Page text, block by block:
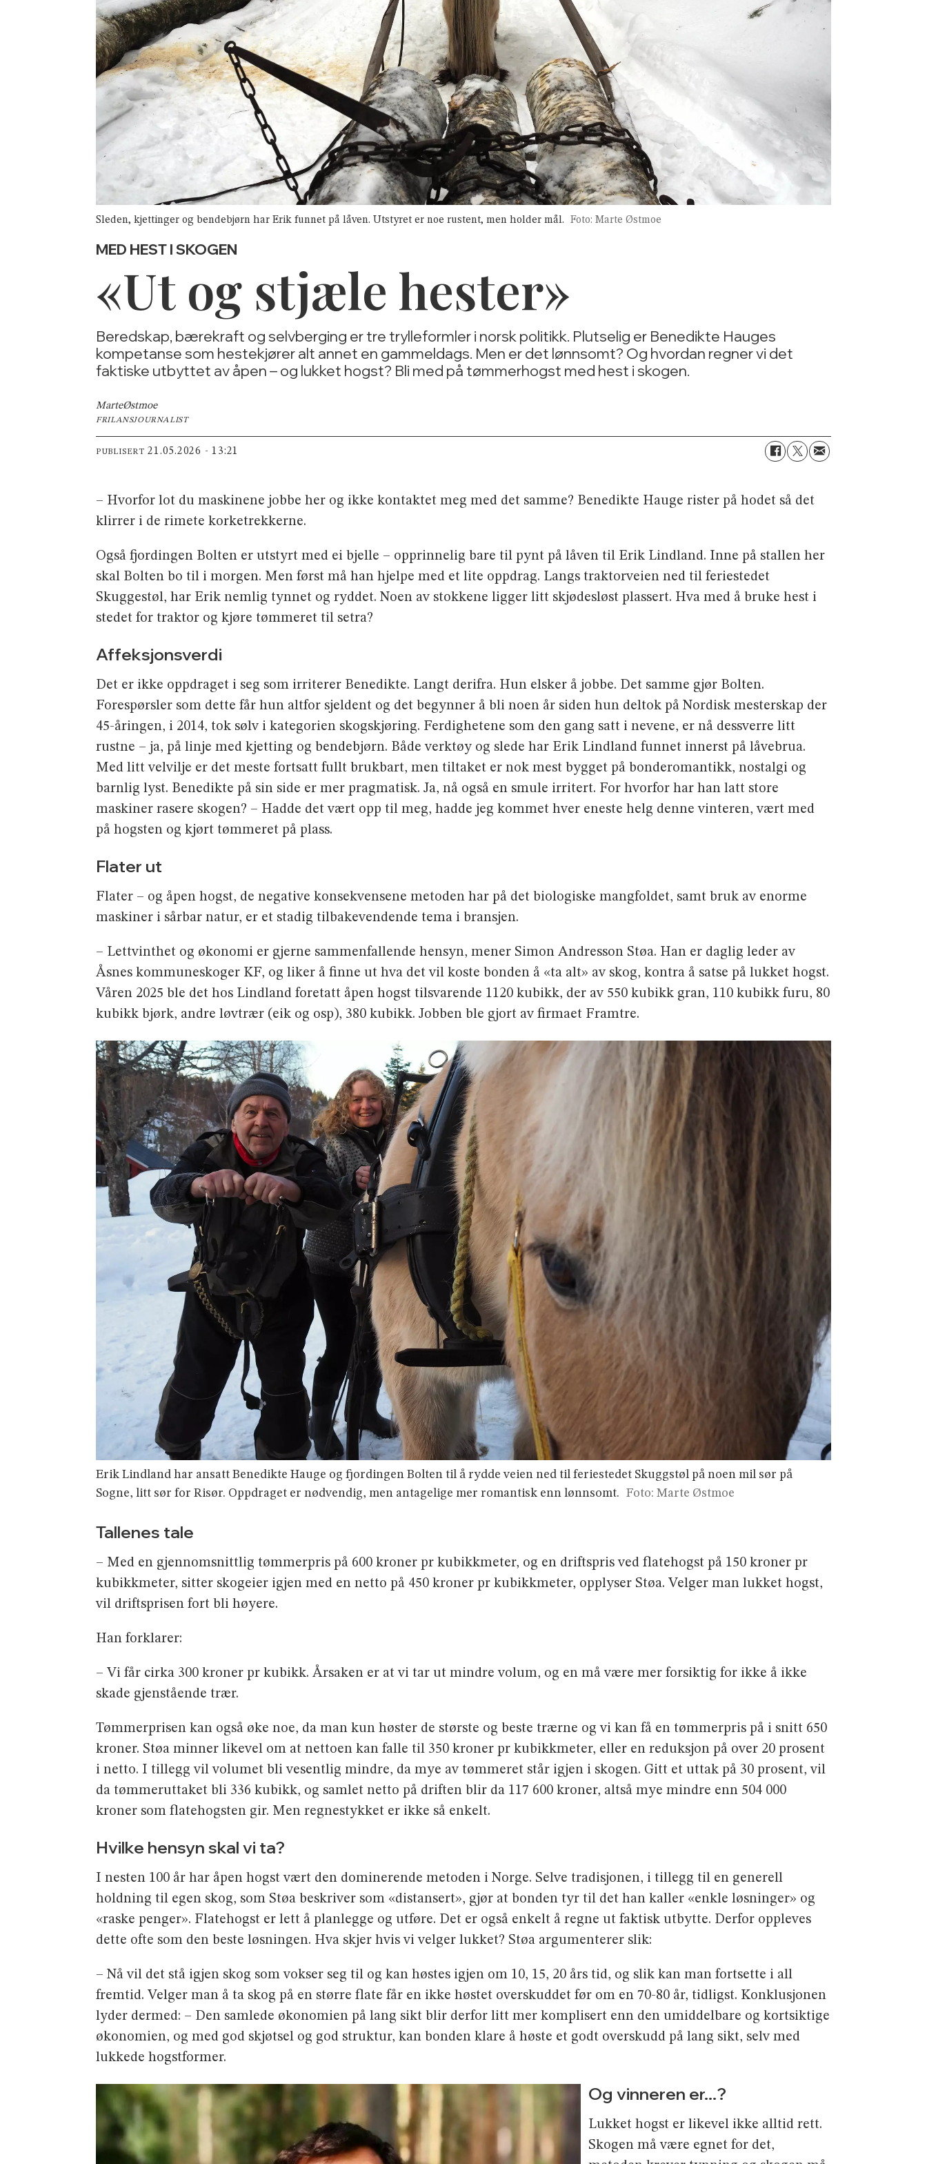
Sleden, kjettinger og bendebjørn har Erik funnet på låven. Utstyret er noe rustent, men holder mål. Foto: Marte Østmoe
MED HEST I SKOGEN
«Ut og stjæle hester»
Beredskap, bærekraft og selvberging er tre trylleformler i norsk politikk. Plutselig er Benedikte Hauges
kompetanse som hestekjører alt annet en gammeldags. Men er det lønnsomt? Og hvordan regner vi det
faktiske utbyttet av åpen – og lukket hogst? Bli med på tømmerhogst med hest i skogen.
MarteØstmoe
FRILANSJOURNALIST
PUBLISERT 21.05.2026 - 13:21
– Hvorfor lot du maskinene jobbe her og ikke kontaktet meg med det samme? Benedikte Hauge rister på hodet så det
klirrer i de rimete korke­trekkerne.
Også fjordingen Bolten er utstyrt med ei bjelle – opprinnelig bare til pynt på låven til Erik Lindland. Inne på stallen her
skal Bolten bo til i mor­gen. Men først må han hjelpe med et lite oppdrag. Langs traktorveien ned til feriestedet
Skuggestøl, har Erik nemlig tynnet og ryddet. Noen av stokkene ligger litt skjødesløst plas­sert. Hva med å bruke hest i
stedet for traktor og kjøre tømmeret til setra?
Affeksjonsverdi
Det er ikke oppdraget i seg som irri­terer Benedikte. Langt derifra. Hun elsker å jobbe. Det samme gjør Bolten.
Forespørsler som dette får hun altfor sjeldent og det begynner å bli noen år siden hun deltok på Nordisk mester­skap der
45-åringen, i 2014, tok sølv i kategorien skogskjøring. Ferdighetene som den gang satt i nevene, er nå dessverre litt
rustne – ja, på linje med kjetting og bende­bjørn. Både verktøy og slede har Erik Lindland funnet innerst på låvebrua.
Med litt velvilje er det meste fortsatt fullt brukbart, men tiltaket er nok mest bygget på bonderomantikk, nostalgi og
barnlig lyst. Benedikte på sin side er mer pragmatisk. Ja, nå også en smule irritert. For hvorfor har han latt store
maskiner rasere skogen? – Hadde det vært opp til meg, hadde jeg kommet hver eneste helg denne vinteren, vært med
på hogsten og kjørt tømmeret på plass.
Flater ut
Flater – og åpen hogst, de negative konsekvensene metoden har på det biologiske mangfoldet, samt bruk av enorme
maskiner i sårbar natur, er et stadig tilbakevendende tema i bransjen.
– Lettvinthet og økonomi er gjerne sammenfallende hensyn, mener Simon Andresson Støa. Han er daglig leder av
Åsnes kommuneskoger KF, og liker å finne ut hva det vil koste bonden å «ta alt» av skog, kontra å satse på lukket hogst.
Våren 2025 ble det hos Lindland foretatt åpen hogst tilsvarende 1120 kubikk, der av 550 kubikk gran, 110 kubikk furu, 80
kubikk bjørk, andre løvtrær (eik og osp), 380 kubikk. Jobben ble gjort av firmaet Framtre.
Erik Lindland har ansatt Benedikte Hauge og fjordingen Bolten til å rydde veien ned til feriestedet Skuggstøl på noen mil sør på
Sogne, litt sør for Risør. Oppdraget er nødvendig, men antagelige mer romantisk enn lønnsomt.
Foto: Marte Østmoe
Tallenes tale
– Med en gjennomsnittlig tømmer­pris på 600 kroner pr kubikkmeter, og en driftspris ved flatehogst på 150 kroner pr
kubikkmeter, sitter skogeier igjen med en netto på 450 kroner pr kubikkmeter, opplyser Støa. Velger man lukket hogst,
vil driftsprisen fort bli høyere.
Han forklarer:
– Vi får cirka 300 kroner pr kubikk. Årsaken er at vi tar ut mindre volum, og en må være mer forsiktig for ikke å ikke
skade gjenstående trær.
Tømmerprisen kan også øke noe, da man kun høster de største og beste trærne og vi kan få en tøm­merpris på i snitt 650
kroner. Støa minner likevel om at nettoen kan falle til 350 kroner pr kubikkmeter, eller en reduksjon på over 20 prosent
i netto. I tillegg vil volumet bli vesent­lig mindre, da mye av tømmeret står igjen i skogen. Gitt et uttak på 30 pro­sent, vil
da tømmeruttaket bli 336 kubikk, og samlet netto på driften blir da 117 600 kroner, altså mye mindre enn 504 000
kroner som flate­hogsten gir. Men regnestykket er ikke så enkelt.
Hvilke hensyn skal vi ta?
I nesten 100 år har åpen hogst vært den dominerende metoden i Norge. Selve tradisjonen, i tillegg til en generell
holdning til egen skog, som Støa beskriver som «distansert», gjør at bonden tyr til det han kaller «enkle løsninger» og
«raske penger». Flatehogst er lett å planlegge og ut­føre. Det er også enkelt å regne ut faktisk utbytte. Derfor oppleves
dette ofte som den beste løsningen. Hva skjer hvis vi velger lukket? Støa argu­menterer slik:
– Nå vil det stå igjen skog som vokser seg til og kan høstes igjen om 10, 15, 20 års tid, og slik kan man fortsette i all
fremtid. Velger man å ta skog på en større flate får en ikke høstet overskuddet før om en 70-80 år, tidligst. Konklusjonen
lyder der­med: – Den samlede økonomien på lang sikt blir derfor litt mer kompli­sert enn den umiddelbare og kort­siktige
økonomien, og med god skjøt­sel og god struktur, kan bonden klare å høste et godt overskudd på lang sikt, selv med
lukkede hogstformer.
Og vinneren er...?
Lukket hogst er likevel ikke alltid rett.
Skogen må være egnet for det,